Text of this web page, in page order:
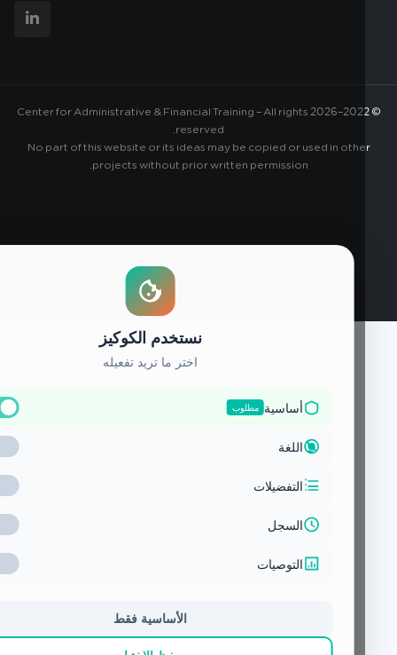
2026
Center for Administrative & Financial Training – All rights
reserved.
No part of this website or its ideas may be copied or used in
projects without prior written permission.